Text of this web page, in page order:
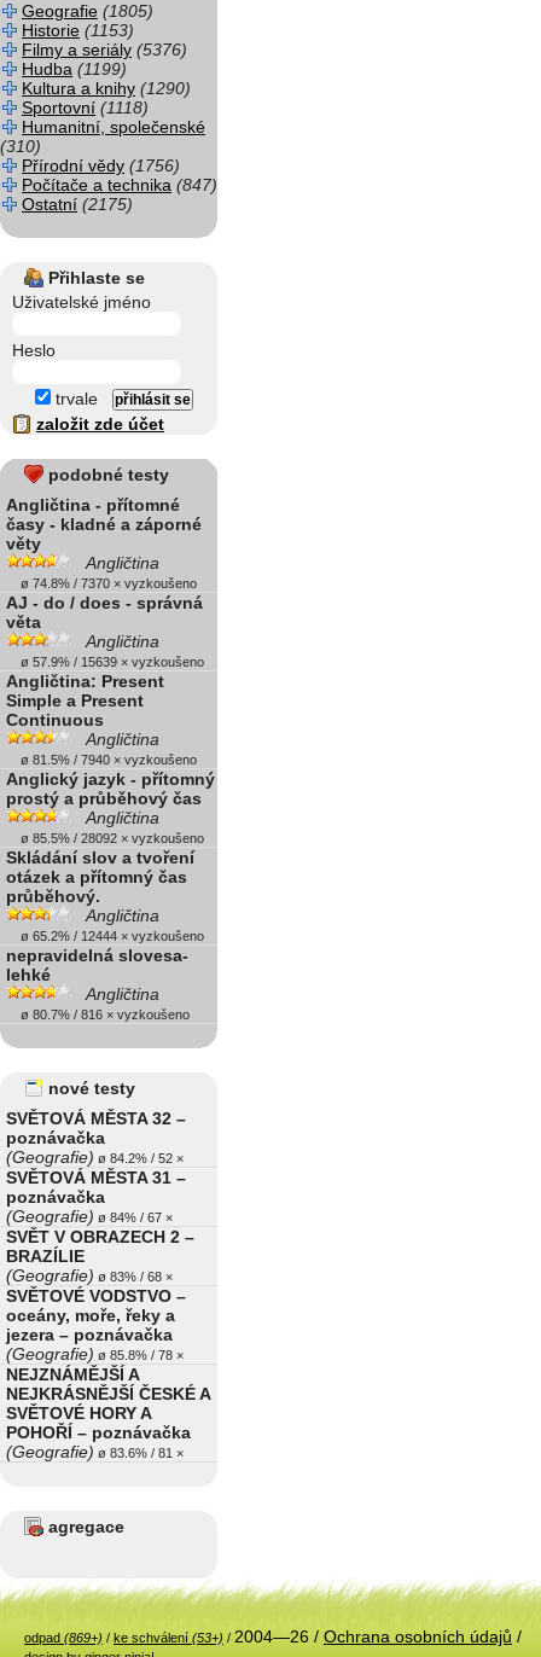
Geografie (1805)
Historie (1153)
Filmy a seriály (5376)
Hudba (1199)
Kultura a knihy (1290)
Sportovní (1118)
Humanitní, společenské
(310)
Přírodní vědy (1756)
Počítače a technika (847)
Ostatní (2175)
Přihlaste se
Uživatelské jméno
Heslo
trvale
založit zde účet
podobné testy
Angličtina - přítomné
časy - kladné a záporné
věty
Angličtina
ø 74.8% / 7370 × vyzkoušeno
AJ - do / does - správná
věta
Angličtina
ø 57.9% / 15639 × vyzkoušeno
Angličtina: Present
Simple a Present
Continuous
Angličtina
ø 81.5% / 7940 × vyzkoušeno
Anglický jazyk - přítomný
prostý a průběhový čas
Angličtina
ø 85.5% / 28092 × vyzkoušeno
Skládání slov a tvoření
otázek a přítomný čas
průběhový.
Angličtina
ø 65.2% / 12444 × vyzkoušeno
nepravidelná slovesa-
lehké
Angličtina
ø 80.7% / 816 × vyzkoušeno
nové testy
SVĚTOVÁ MĚSTA 32 –
poznávačka
(Geografie) ø 84.2% / 52 ×
SVĚTOVÁ MĚSTA 31 –
poznávačka
(Geografie) ø 84% / 67 ×
SVĚT V OBRAZECH 2 –
BRAZÍLIE
(Geografie) ø 83% / 68 ×
SVĚTOVÉ VODSTVO –
oceány, moře, řeky a
jezera – poznávačka
(Geografie) ø 85.8% / 78 ×
NEJZNÁMĚJŠÍ A
NEJKRÁSNĚJŠÍ ČESKÉ A
SVĚTOVÉ HORY A
POHOŘÍ – poznávačka
(Geografie) ø 83.6% / 81 ×
agregace
odpad (869+) / ke schválení (53+) / 2004—26 / Ochrana osobních údajů /